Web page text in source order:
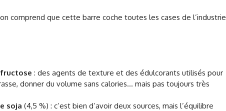
comprend que cette barre coche toutes les cases de l’industrie
: des agents de texture et des édulcorants utilisés pour
donner du volume sans calories… mais pas toujours très
soja (4,5 %) : c’est bien d’avoir deux sources, mais l’équilibre